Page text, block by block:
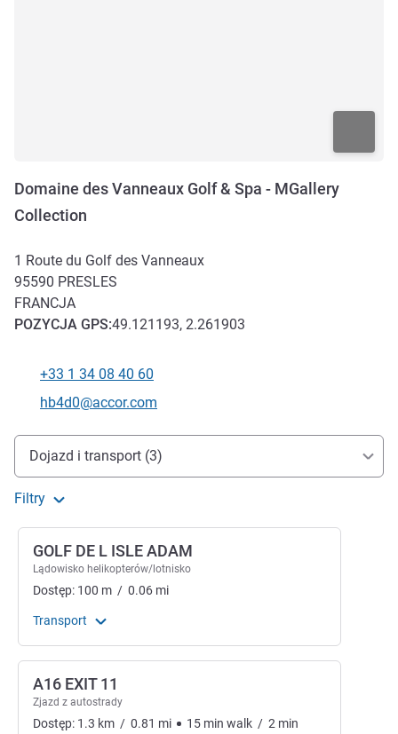
Domaine des Vanneaux Golf & Spa - MGallery
Collection
1 Route du Golf des Vanneaux
95590 PRESLES
FRANCJA
POZYCJA GPS:49.121193, 2.261903
Telefon
+33 1 34 08 40 60
Kontaktowy adres e-mail
hb4d0@accor.com
Dojazd i transport
Dojazd i transport (3)
Filtry
GOLF DE L ISLE ADAM
Lądowisko helikopterów/lotnisko
Dostęp: 100 m / 0.06 mi
Transport
A16 EXIT 11
Zjazd z autostrady
Dostęp: 1.3 km / 0.81 mi 15 min walk / 2 min